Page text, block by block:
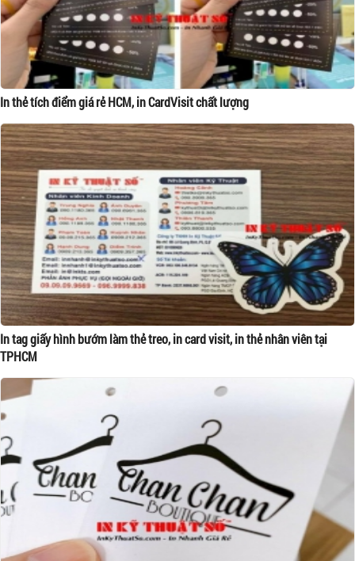
In thẻ tích điểm giá rẻ HCM, in CardVisit chất lượng
In tag giấy hình bướm làm thẻ treo, in card visit, in thẻ nhân viên tại
TPHCM